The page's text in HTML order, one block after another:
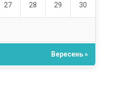
27 28 29 30
Вересень »